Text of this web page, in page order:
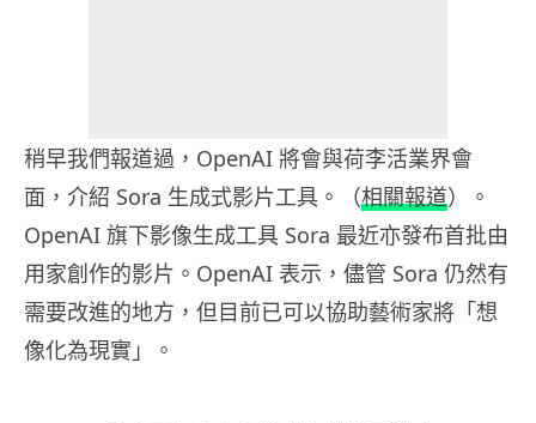
稍早我們報道過，OpenAI 將會與荷李活業界會
面，介紹 Sora 生成式影片工具。（相關報道）。
OpenAI 旗下影像生成工具 Sora 最近亦發布首批由
用家創作的影片。OpenAI 表示，儘管 Sora 仍然有
需要改進的地方，但目前已可以協助藝術家將「想
像化為現實」。